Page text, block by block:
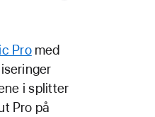
Promed
i splitter
Pro på